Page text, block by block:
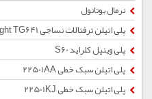
نرمال بوتانول
پلی اتیلن ترفتالات نساجی Super Bright TG641
پلی وینیل کلراید S60
پلی اتیلن سبک خطی 22501AA
پلی اتیلن سبک خطی 22501KJ